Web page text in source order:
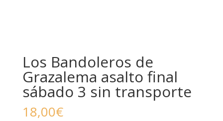
Los Bandoleros de
Grazalema asalto final
sábado 3 sin transporte
18,00€